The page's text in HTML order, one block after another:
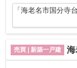
「海老名市国分
売買 | 新築一戸建 海